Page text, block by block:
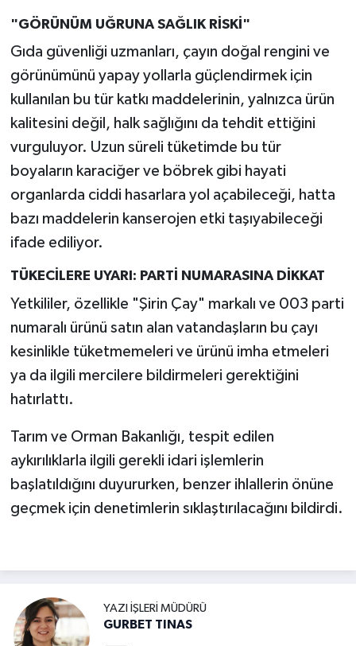
"GÖRÜNÜM UĞRUNA SAĞLIK RİSKİ"
Gıda güvenliği uzmanları, çayın doğal rengini ve
görünümünü yapay yollarla güçlendirmek için
kullanılan bu tür katkı maddelerinin, yalnızca ürün
kalitesini değil, halk sağlığını da tehdit ettiğini
vurguluyor. Uzun süreli tüketimde bu tür
boyaların karaciğer ve böbrek gibi hayati
organlarda ciddi hasarlara yol açabileceği, hatta
bazı maddelerin kanserojen etki taşıyabileceği
ifade ediliyor.
TÜKECİLERE UYARI: PARTİ NUMARASINA DİKKAT
Yetkililer, özellikle "Şirin Çay" markalı ve 003 parti
numaralı ürünü satın alan vatandaşların bu çayı
kesinlikle tüketmemeleri ve ürünü imha etmeleri
ya da ilgili mercilere bildirmeleri gerektiğini
hatırlattı.
Tarım ve Orman Bakanlığı, tespit edilen
aykırılıklarla ilgili gerekli idari işlemlerin
başlatıldığını duyururken, benzer ihlallerin önüne
geçmek için denetimlerin sıklaştırılacağını bildirdi.
YAZI İŞLERI MÜDÜRÜ
GURBET TINAS